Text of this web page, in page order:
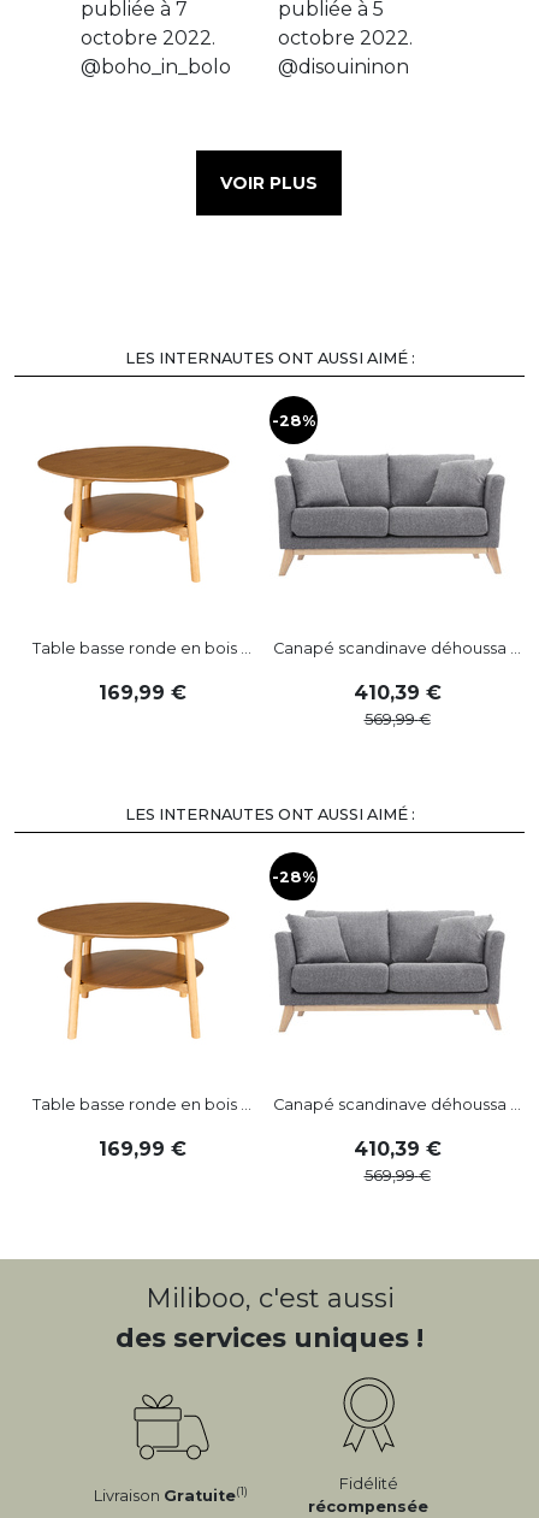
VOIR PLUS
LES INTERNAUTES ONT AUSSI AIMÉ :
Table basse ronde en bois ...
169,99
-28%
Canapé scandinave déhoussa ...
410,39
569,99
LES INTERNAUTES ONT AUSSI AIMÉ :
Table basse ronde en bois ...
169,99
-28%
Canapé scandinave déhoussa ...
410,39
569,99
Miliboo, c'est aussi
des services uniques !
Livraison Gratuite(1)
Fidélité
récompensée